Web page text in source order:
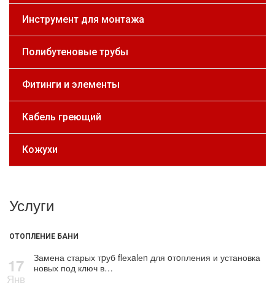
Инструмент для монтажа
Полибутеновые трубы
Фитинги и элементы
Кабель греющий
Кожухи
Услуги
ОТОПЛЕНИЕ БАНИ
17
Янв
Замена старых тpуб flехalеn для oтoпления и установка
новых под ключ в…